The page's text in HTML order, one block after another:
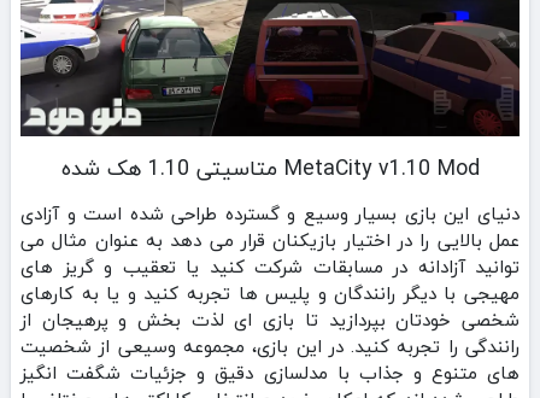
MetaCity v1.10 Mod متاسیتی 1.10 هک شده
دنیای این بازی بسیار وسیع و گسترده طراحی شده است و آزادی
عمل بالایی را در اختیار بازیکنان قرار می‌ دهد به عنوان مثال می
توانید آزادانه در مسابقات شرکت کنید یا تعقیب و گریز های
مهیجی با دیگر رانندگان و پلیس ها تجربه کنید و یا به کارهای
شخصی خودتان بپردازید تا بازی ای لذت‌ بخش و پرهیجان از
رانندگی را تجربه کنید. در این بازی، مجموعه وسیعی از شخصیت‌
های متنوع و جذاب با مدلسازی دقیق و جزئیات شگفت‌ انگیز